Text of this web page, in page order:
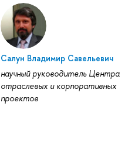
Салун Владимир Савельевич
научный руководитель Центра
отраслевых и корпоративных
проектов